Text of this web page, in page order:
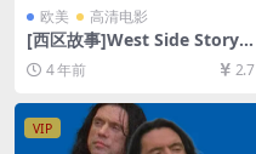
欧美 高清电影
[西区故事]West Side Story
(2021)[百度网盘+迅雷云盘资
源1080P超清未删减][MP4/10
4 年前 2.7
VIP